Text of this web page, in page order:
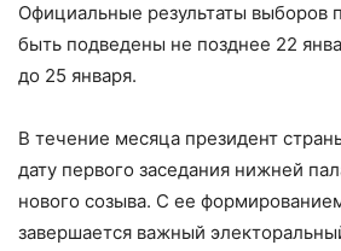
Официальные результаты выборов
быть подведены не позднее 22
до 25 января.
В течение месяца президент
дату первого заседания нижней
нового созыва. С ее
завершается важный